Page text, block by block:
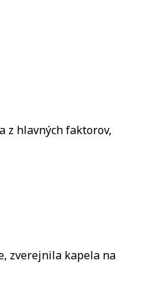
z hlavných faktorov,
zverejnila kapela na